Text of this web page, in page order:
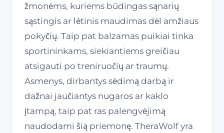
žmonėms, kuriems būdingas sąnarių
sąstingis ar lėtinis maudimas dėl amžiaus
pokyčių. Taip pat balzamas puikiai tinka
sportininkams, siekiantiems greičiau
atsigauti po treniruočių ar traumų.
Asmenys, dirbantys sėdimą darbą ir
dažnai jaučiantys nugaros ar kaklo
įtampą, taip pat ras palengvėjimą
naudodami šią priemonę. TheraWolf yra